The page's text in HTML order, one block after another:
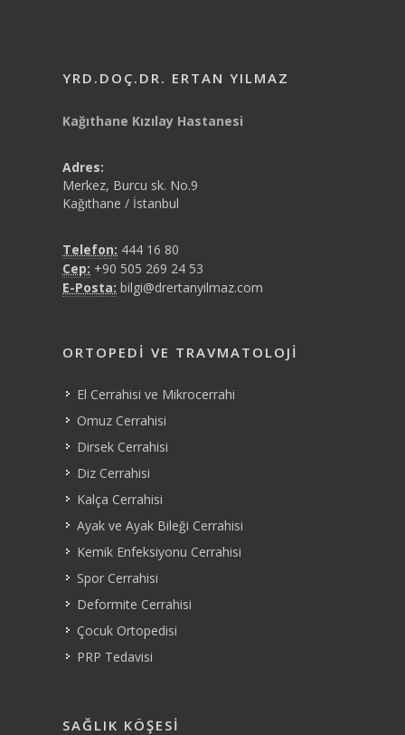
YRD.DOÇ.DR. ERTAN YILMAZ
Kağıthane Kızılay Hastanesi
Adres:
Merkez, Burcu sk. No.9
Kağıthane / İstanbul
Telefon: 444 16 80
Cep: +90 505 269 24 53
E-Posta: bilgi@drertanyilmaz.com
ORTOPEDI VE TRAVMATOLOJI
El Cerrahisi ve Mikrocerrahi
Omuz Cerrahisi
Dirsek Cerrahisi
Diz Cerrahisi
Kalça Cerrahisi
Ayak ve Ayak Bileği Cerrahisi
Kemik Enfeksiyonu Cerrahisi
Spor Cerrahisi
Deformite Cerrahisi
Çocuk Ortopedisi
PRP Tedavisi
SAĞLIK KÖŞESI